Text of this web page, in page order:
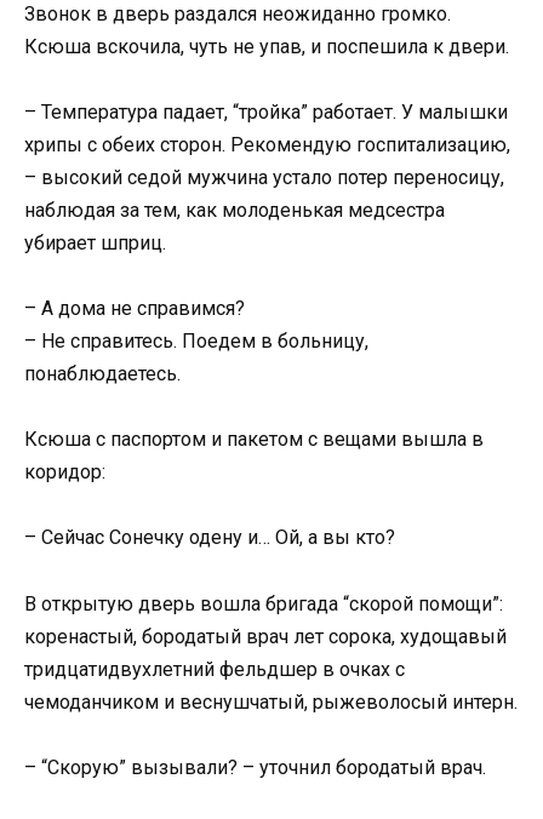
Звонок в дверь раздался неожиданно громко.
Ксюша вскочила, чуть не упав, и поспешила к двери.
– Температура падает, “тройка” работает. У малышки
хрипы с обеих сторон. Рекомендую госпитализацию,
– высокий седой мужчина устало потер переносицу,
наблюдая за тем, как молоденькая медсестра
убирает шприц.
– А дома не справимся?
– Не справитесь. Поедем в больницу,
понаблюдаетесь.
Ксюша с паспортом и пакетом с вещами вышла в
коридор:
– Сейчас Сонечку одену и… Ой, а вы кто?
В открытую дверь вошла бригада “скорой помощи”:
коренастый, бородатый врач лет сорока, худощавый
тридцатидвухлетний фельдшер в очках с
чемоданчиком и веснушчатый, рыжеволосый интерн.
– “Скорую” вызывали? – уточнил бородатый врач.